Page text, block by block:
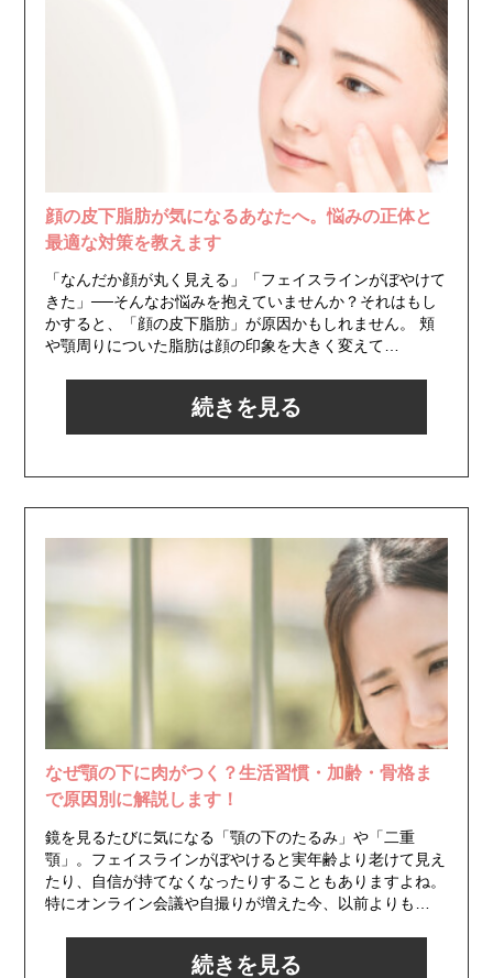
顔の皮下脂肪が気になるあなたへ。悩みの正体と
最適な対策を教えます
「なんだか顔が丸く見える」「フェイスラインがぼやけて
きた」──そんなお悩みを抱えていませんか？それはもし
かすると、「顔の皮下脂肪」が原因かもしれません。 頬
や顎周りについた脂肪は顔の印象を大きく変えて…
続きを見る
なぜ顎の下に肉がつく？生活習慣・加齢・骨格ま
で原因別に解説します！
鏡を見るたびに気になる「顎の下のたるみ」や「二重
顎」。フェイスラインがぼやけると実年齢より老けて見え
たり、自信が持てなくなったりすることもありますよね。
特にオンライン会議や自撮りが増えた今、以前よりも…
続きを見る